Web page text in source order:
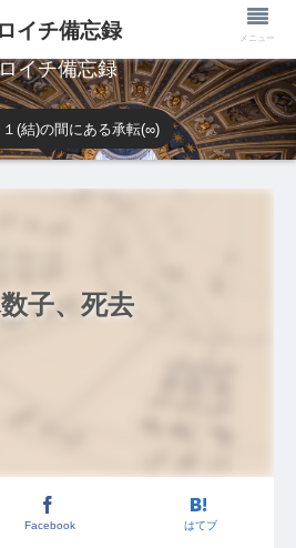
イチ備忘録
(結)の間にある承転(∞)
子、死去
Facebook はてブ
イチ備忘録 メニュー